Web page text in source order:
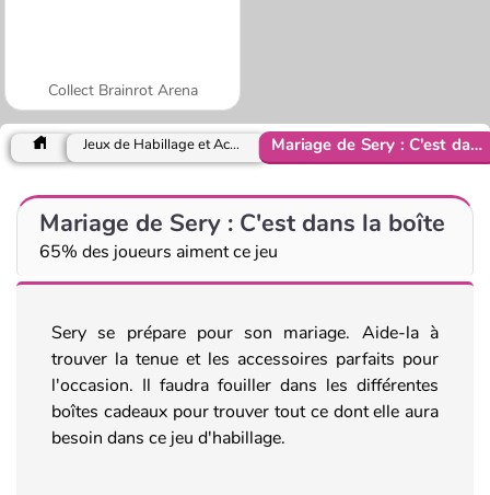
Collect Brainrot Arena
Jeux de Habillage et Accessoires Mariage de Sery : C'est dans la boîte
Mariage de Sery : C'est dans la boîte
65% des joueurs aiment ce jeu
Sery se prépare pour son mariage. Aide-la à
trouver la tenue et les accessoires parfaits pour
l'occasion. Il faudra fouiller dans les différentes
boîtes cadeaux pour trouver tout ce dont elle aura
besoin dans ce jeu d'habillage.